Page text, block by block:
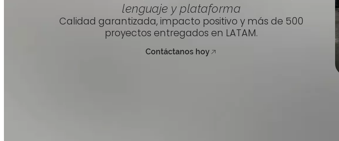
lenguaje y plataforma
Calidad garantizada, impacto positivo y más de 500
proyectos entregados en LATAM.
Contáctanos hoy